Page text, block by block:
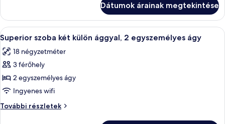
ággyal
további
részletei
Dátumok árainak megtekintése
A
következő
szoba
összes
képének
megtekintése:
Superior
szoba
Egy szállodai szoba két ággyal, egy
4
Superior szoba két külön ággyal, 2 egyszemélyes ágy
18 négyzetméter
3 férőhely
2 egyszemélyes ágy
Ingyenes wifi
További részletek
Superior